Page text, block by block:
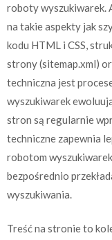
roboty wyszukiwarek.
na takie aspekty jak
kodu HTML i CSS,
strony (sitemap.xml)
techniczna jest
wyszukiwarek
stron są regularnie
techniczne zapewnia
robotom
bezpośrednio
wyszukiwania.
Treść na stronie to